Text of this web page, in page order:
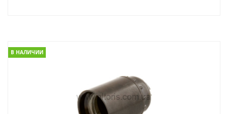
В НАЛИЧИИ